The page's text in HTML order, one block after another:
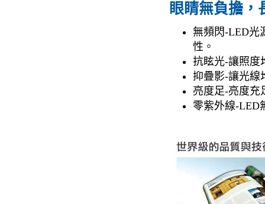
眼睛無負擔，
無頻閃-LED光
性。
抗眩光-讓照度
抑疊影-讓光線
亮度足-亮度充
零紫外線-LED